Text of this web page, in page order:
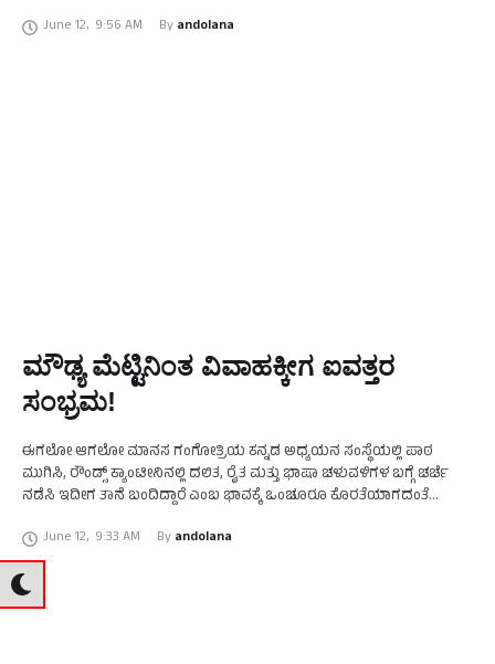
June 12, 9:56 AM By andolana
ಮೌಢ್ಯ ಮೆಟ್ಟಿನಿಂತ ವಿವಾಹಕ್ಕೀಗ ಐವತ್ತರ
ಸಂಭ್ರಮ!
ಈಗಲೋ ಆಗಲೋ ಮಾನಸ ಗಂಗೋತ್ರಿಯ ಕನ್ನಡ ಅಧ್ಯಯನ ಸಂಸ್ಥೆಯಲ್ಲಿ ಪಾಠ
ಮುಗಿಸಿ, ರೌಂಡ್ಸ್ ಕ್ಯಾಂಟೀನಿನಲ್ಲಿ ದಲಿತ, ರೈತ ಮತ್ತು ಭಾಷಾ ಚಳುವಳಿಗಳ ಬಗ್ಗೆ ಚರ್ಚೆ
ನಡೆಸಿ ಇದೀಗ ತಾನೆ ಬಂದಿದ್ದಾರೆ ಎಂಬ ಭಾವಕ್ಕೆ ಒಂಚೂರೂ ಕೊರತೆಯಾಗದಂತೆ
June 12, 9:33 AM By andolana